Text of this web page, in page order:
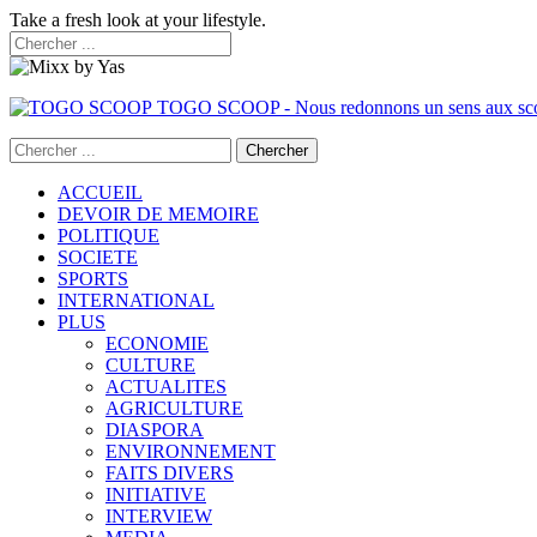
Take a fresh look at your lifestyle.
TOGO SCOOP - Nous redonnons un sens aux
ACCUEIL
DEVOIR DE MEMOIRE
POLITIQUE
SOCIETE
SPORTS
INTERNATIONAL
PLUS
ECONOMIE
CULTURE
ACTUALITES
AGRICULTURE
DIASPORA
ENVIRONNEMENT
FAITS DIVERS
INITIATIVE
INTERVIEW